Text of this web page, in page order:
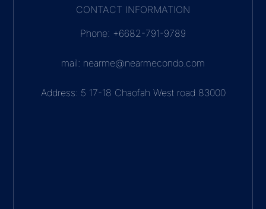
CONTACT INFORMATION
Phone: +6682-791-9789
mail: nearme@nearmecondo.com
Address: 5 17-18 Chaofah West road 83000